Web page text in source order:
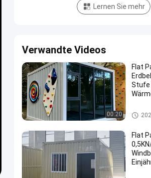
Lernen Sie mehr
Verwandte Videos
00:20
Flat
Stufe
Flat
Flat